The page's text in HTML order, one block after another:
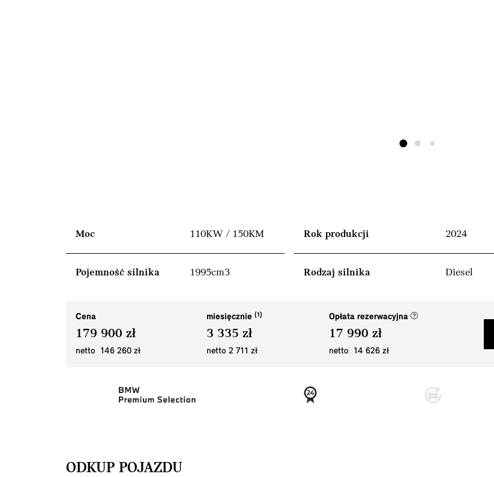
Moc 110KW / 150KM
Pojemność silnika 1995cm3
Rok produkcji 2024
Rodzaj silnika Diesel
Cena
179 900 zł
netto 146 260 zł
miesięcznie
3 335 zł
netto 2 711 zł
Opłata rezerwacyjna (nowe okno)
17 990 zł
netto 14 626 zł
ODKUP POJAZDU